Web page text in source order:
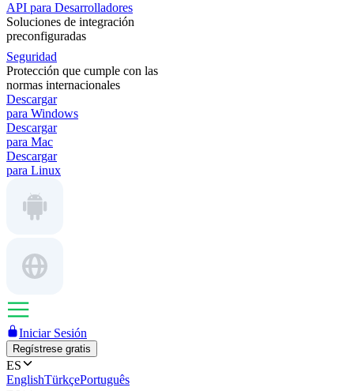
API para Desarrolladores
Soluciones de integración
preconfiguradas
Seguridad
Protección que cumple con las
normas internacionales
Descargar
para Windows
Descargar
para Mac
Descargar
para Linux
Iniciar Sesión
Regístrese gratis
ES
EnglishTürkçePortuguês